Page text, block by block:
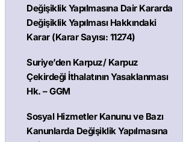
Değişiklik Yapılmasına Dair Kararda
Değişiklik Yapılması Hakkındaki
Karar (Karar Sayısı: 11274)
Suriye’den Karpuz/ Karpuz
Çekirdeği İthalatının Yasaklanması
Hk. – GGM
Sosyal Hizmetler Kanunu ve Bazı
Kanunlarda Değişiklik Yapılmasına